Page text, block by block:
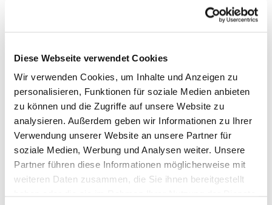
Diese Webseite verwendet Cookies
Wir verwenden Cookies, um Inhalte und Anzeigen zu
personalisieren, Funktionen für soziale Medien anbieten
zu können und die Zugriffe auf unsere Website zu
analysieren. Außerdem geben wir Informationen zu Ihrer
Verwendung unserer Website an unsere Partner für
soziale Medien, Werbung und Analysen weiter. Unsere
Partner führen diese Informationen möglicherweise mit
weiteren Daten zusammen, die Sie ihnen bereitgestellt
Spielplatz am Burgberg Nassau
Nassau